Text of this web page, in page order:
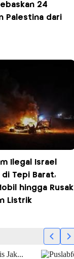
24
Palestina dari
Ilegal Israel
di Tepi Barat,
hingga Rusak
Listrik